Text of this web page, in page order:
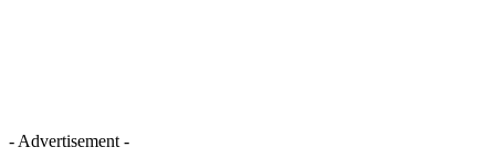
- Advertisement -